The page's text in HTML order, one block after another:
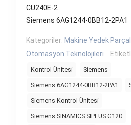
CU240E-2
Siemens 6AG1244-0BB12-2PA1
Kategoriler: Makine Yedek
Otomasyon Teknolojileri
Kontrol Ünitesi Siemens
Siemens 6AG1244-0BB12-2PA1
Siemens Kontrol Ünitesi
Siemens SINAMICS SIPLUS G120